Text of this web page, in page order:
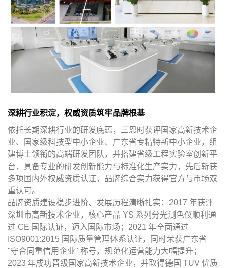
深耕行业积淀，权威资质筑牢品牌根基
依托长期深耕行业的研发底蕴，三恩时获评国家高新技术企
业、国家级科技型中小企业、广东省专精特新中小企业，组
建博士领衔的高端研发团队，并搭建省级工程实验室创新平
台，具备专业的研发创新能力与标准化生产实力，先后斩获
多项国内外权威资质认证，品牌综合实力获得官方与市场双
重认可。
品牌资质建设稳步进阶、发展历程清晰扎实：2017 年获评
深圳市高新技术企业，核心产品 YS 系列分光测色仪顺利通
过 CE 国际认证，迈入国际市场；2021 年全面通过
ISO9001:2015 国际质量管理体系认证，同时荣获广东省
"守合同重信用企业" 称号，规范化运营能力大幅提升；
2023 年成功晋级国家高新技术企业，并取得德国 TUV 优质